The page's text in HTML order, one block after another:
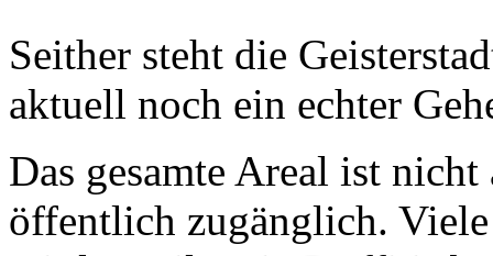
Seither steht die
aktuell noch ein echter
Das gesamte Areal ist
öffentlich zugänglich.